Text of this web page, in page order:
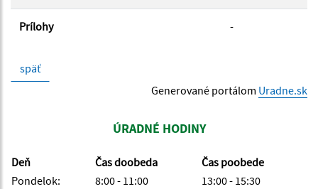
Prílohy -
späť
Generované portálom Uradne.sk
ÚRADNÉ HODINY
Deň Čas doobeda
Čas poobede
Pondelok:
8:00 - 11:00
13:00 - 15:30